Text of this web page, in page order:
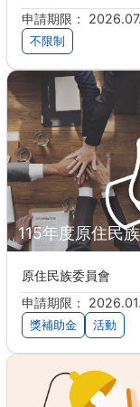
申請期限：
不限制
115年度原住民
原住民族委員會
申請期限：
獎補助金 活動